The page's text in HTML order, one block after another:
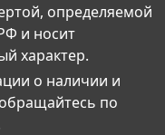
определяемой
и носит
характер.
о наличии и
по